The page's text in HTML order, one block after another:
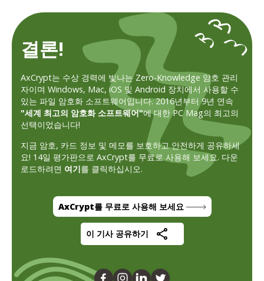
결론!
AxCrypt는 수상 경력에 빛나는 Zero-Knowledge 암호 관리
자이며 Windows, Mac, iOS 및 Android 장치에서 사용할 수
있는 파일 암호화 소프트웨어입니다. 2016년부터 9년 연속
"세계 최고의 암호화 소프트웨어"에 대한 PC Mag의 최고의
선택이었습니다!
지금 암호, 카드 정보 및 메모를 보호하고 안전하게 공유하세
요! 14일 평가판으로 AxCrypt를 무료로 사용해 보세요. 다운
로드하려면 여기를 클릭하십시오.
AxCrypt를 무료로 사용해 보세요
이 기사 공유하기